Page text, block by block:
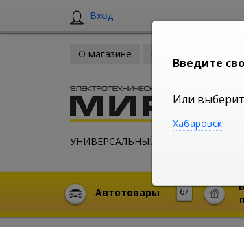
Вход
О магазине
УНИВЕРСАЛЬНЫЙ ИНТЕРНЕТ
67
Автотовары
Введите
Или
Хабаровск